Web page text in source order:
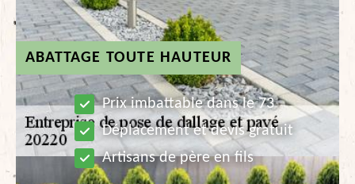
ABATTAGE TOUTE HAUTEUR
Prix imbattable dans le 73
Déplacement et devis gratuit
Artisans de père en fils